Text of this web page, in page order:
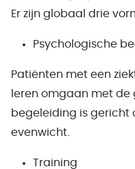
Er zijn globaal drie
Psychologische
Patiënten met een
leren omgaan met de
begeleiding is gericht
evenwicht.
Training